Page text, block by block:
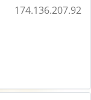
174.136.207.92